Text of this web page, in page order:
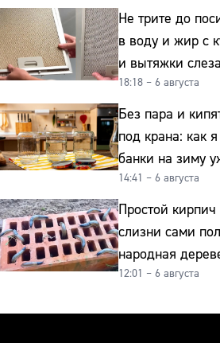
Не трите до
в воду и жир с
и вытяжки
и сверкает как
18:18 – 6 августа
Без пара и
под крана: как
банки на зиму
14:41 – 6 августа
Простой
слизни сами
народная
реально работает
12:01 – 6 августа